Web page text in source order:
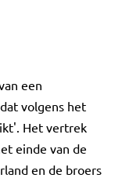
een
volgens het
Het vertrek
einde van de
en de broers